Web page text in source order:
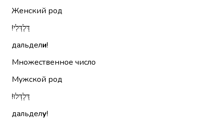
Женский род
דַּלְדְּלִי!‏
дальдели!
Множественное число
Мужской род
דַּלְדְּלוּ!‏
дальделу!